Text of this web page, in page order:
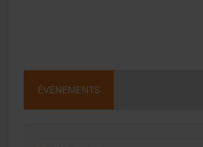
ÉVÉNEMENTS